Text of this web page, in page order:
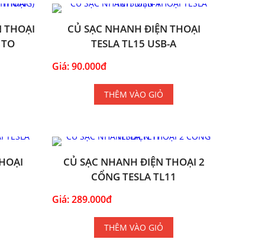
THOẠI
CỦ SẠC NHANH ĐIỆN THOẠI
TESLA TL15 USB-A
Giá: 90.000đ
THÊM VÀO GIỎ
CỦ SẠC NHANH ĐIỆN THOẠI 2
CỔNG TESLA TL11
Giá: 289.000đ
THÊM VÀO GIỎ